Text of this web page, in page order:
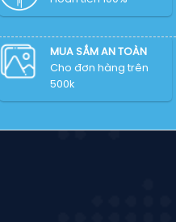
Hộp Giấy
hiệu mi giả
hay nhà phân phối sỉ
MUA SẮM AN TOÀN
Cho đơn hàng trên
500k